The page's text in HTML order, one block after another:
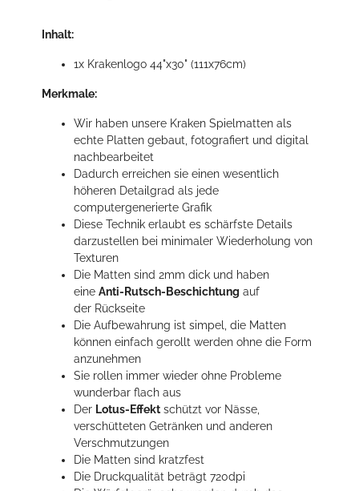
Inhalt:
1x Krakenlogo 44"x30" (111x76cm)
Merkmale:
Wir haben unsere Kraken Spielmatten als
echte Platten gebaut, fotografiert und digital
nachbearbeitet
Dadurch erreichen sie einen wesentlich
höheren Detailgrad als jede
computergenerierte Grafik
Diese Technik erlaubt es schärfste Details
darzustellen bei minimaler Wiederholung von
Texturen
Die Matten sind 2mm dick und haben
eine Anti-Rutsch-Beschichtung auf
der Rückseite
Die Aufbewahrung ist simpel, die Matten
können einfach gerollt werden ohne die Form
anzunehmen
Sie rollen immer wieder ohne Probleme
wunderbar flach aus
Der Lotus-Effekt schützt vor Nässe,
verschütteten Getränken und anderen
Verschmutzungen
Die Matten sind kratzfest
Die Druckqualität beträgt 720dpi